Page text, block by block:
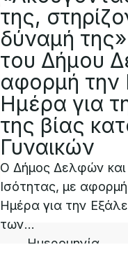
της,
δύναμή
του Δήμου
αφορμή την
Ημέρα για
της βίας
Γυναικών
Ο Δήμος Δελφών και
Ισότητας, με
Ημέρα για την
των...
Ημερομηνία